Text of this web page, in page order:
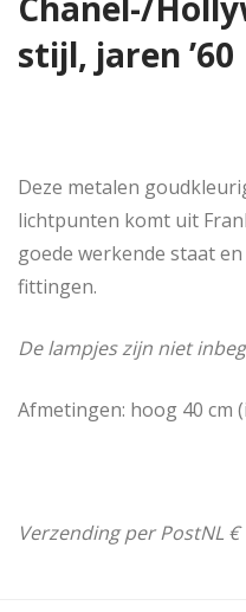
stijl, jaren ’60
Deze metalen
lichtpunten komt uit
goede werkende staat
fittingen.
De lampjes zijn niet
Afmetingen: hoog 40 cm
Verzending per PostNL €